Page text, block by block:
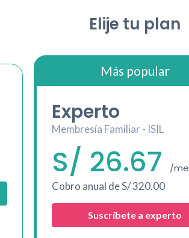
Elije tu plan
Más popular
Experto
Membresía Familiar - ISIL
S/ 26.67
/
Cobro anual deS/320.00
Suscríbete a experto